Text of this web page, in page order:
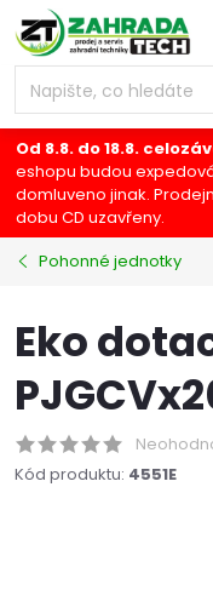
Přejít
na
obsah
Od 8.8. do 18.8.
eshopu budou
domluveno jinak.
dobu CD uzavřeny.
Pohonné jednotky
Eko
Kód produktu: 4551E